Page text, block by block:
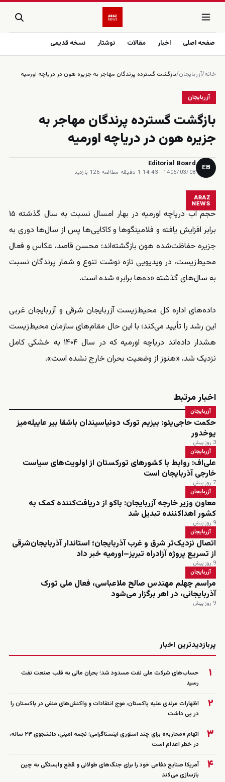
صفحه اصلی اخبار مقالات نوشتار نسخه قدیمی
خانه/آزربایجان/بازگشت گسترده پرندگان مهاجر به جزیره هون در دریاچه اورمیه
آزربایجان
بازگشت گسترده پرندگان مهاجر به
جزیره هون در دریاچه اورمیه
EB
Editorial Board
1405/03/08 · 14:43
·1 دقیقه مطالعه ·126 بازدید
ARAZ
NEWS
حجم آب دریاچه اورمیه در بهار امسال نسبت به سال گذشته ۱۵
برابر افزایش یافته و فلامینگوها و کاکایی‌ها پس از سال‌ها دوری به
جزیره حفاظت‌شده هون بازگشته‌اند؛ محسن قاصد، عکاس و فعال
محیط‌زیست، در ویدیویی تازه نوشت تنوع و شمار پرندگان نسبت
به سال‌های گذشته «ده‌ها برابر» شده است.
داده‌های اداره کل محیط‌زیست آزربایجان شرقی و آزربایجان غربی
این رشد را تأیید می‌کند؛ با این حال مقام‌های سازمان محیط‌زیست
هشدار داده‌اند دریاچه اورمیه که در سال ۱۴۰۴ به خشکی کامل
نزدیک شد، «هنوز از وضعیت بحران خارج نشده است».
اخبار مرتبط
آزربایجان
حکمت حاجی‌یئو: بیزیم تورک دونیاسیندان باشقا بیر عاییله‌میز
یوخدور
3 روز پیش
آزربایجان
علی‌اف: روابط با کشورهای تورکستان از اولویت‌های سیاست
خارجی آذربایجان است
7 روز پیش
آزربایجان
معاون وزیر خارجه آزربایجان: باکو از دریافت‌کننده کمک به
کشور اهداکننده تبدیل شد
9 روز پیش
آزربایجان
اتصال نزدیک‌تر شرق و غرب آذربایجان؛ استاندار آذربایجان‌شرقی
از تسریع پروژه آزادراه تبریز–اورمیه خبر داد
9 روز پیش
آزربایجان
مراسم چهلم مهندس صالح ملاعباسی، فعال ملی تورک
آذربایجانی، در اهر برگزار می‌شود
9 روز پیش
پربازدیدترین اخبار
۱
حساب‌های شرکت ملی نفت مسدود شد؛ بحران مالی به قلب صنعت نفت
رسید
۲
اظهارات مرندی علیه پاکستان، موج انتقادات و واکنش‌های منفی در پاکستان را
در پی داشت
۳
اتهام «محاربه» برای چند استوری اینستاگرامی؛ نجمه امینی، دانشجوی ۲۳ ساله،
در خطر اعدام است
۴
آمریکا صنایع دفاعی خود را برای جنگ‌های طولانی و قطع وابستگی به چین
بازسازی می‌کند